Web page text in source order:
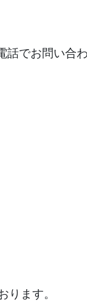
でお問い合わ
ります。